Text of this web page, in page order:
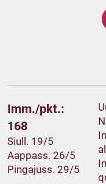
Imm./pkt.:
168
Siull. 19/5
Aappass. 26/5
Pingajuss. 29/5